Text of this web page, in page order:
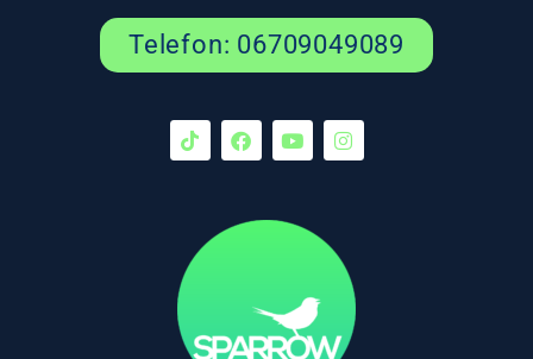
Telefon: 06709049089